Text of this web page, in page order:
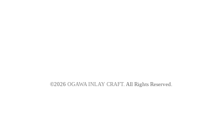
©2026 OGAWA INLAY CRAFT. All Rights Reserved.